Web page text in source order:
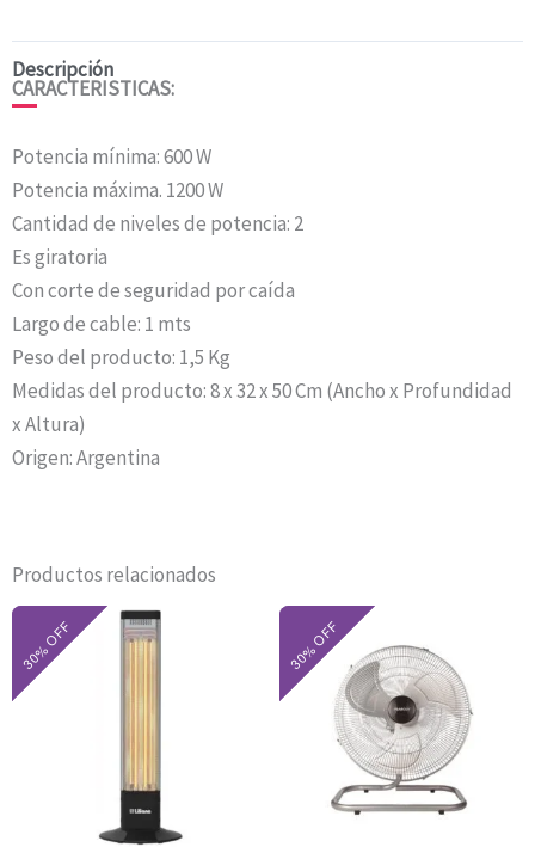
Descripción
CARACTERISTICAS:
Potencia mínima: 600 W
Potencia máxima. 1200 W
Cantidad de niveles de potencia: 2
Es giratoria
Con corte de seguridad por caída
Largo de cable: 1 mts
Peso del producto: 1,5 Kg
Medidas del producto: 8 x 32 x 50 Cm (Ancho x Profundidad
x Altura)
Origen: Argentina
Productos relacionados
precio
El
precio
actual
El
original
era:
$185.500.
actual
es:
$129.850.